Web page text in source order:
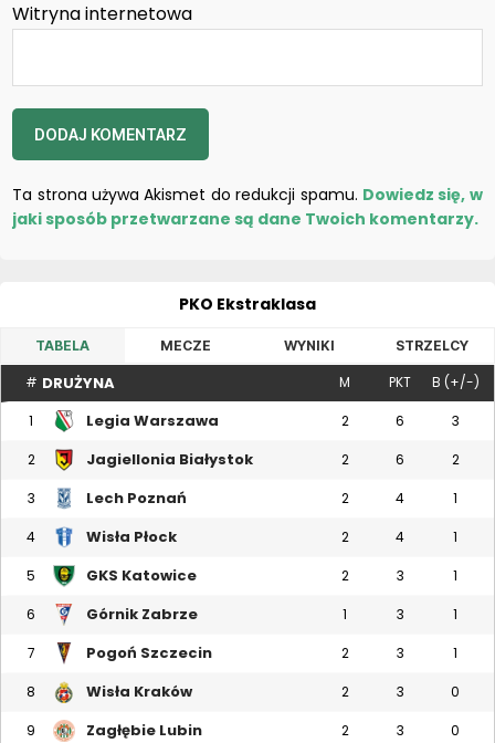
Witryna internetowa
Ta strona używa Akismet do redukcji spamu. Dowiedz się, w
jaki sposób przetwarzane są dane Twoich komentarzy.
PKO Ekstraklasa
TABELA MECZE WYNIKI STRZELCY
# DRUŻYNA M PKT B (+/-)
1 Legia Warszawa 2 6 3
2 Jagiellonia Białystok 2 6 2
3 Lech Poznań 2 4 1
4 Wisła Płock 2 4 1
5 GKS Katowice 2 3 1
6 Górnik Zabrze 1 3 1
7 Pogoń Szczecin 2 3 1
8 Wisła Kraków 2 3 0
9 Zagłębie Lubin 2 3 0